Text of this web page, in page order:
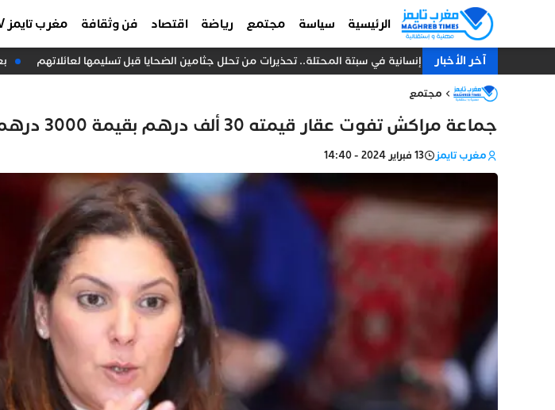
الرئيسية سياسة مجتمع رياضة اقتصاد فن وثقافة مغرب تايمز TV
آخر الأخباركارثة إنسانية في سبتة المحتلة.. تحذيرات من تحلل جثامين الضحايا قبل تسليمها لعائلاتهم بعد 6 أيام من أحداث سبتة.. حصيلة المفقودين المغاربة تقفز إلى 57 شخصا “صورة”
مجتمع
جماعة مراكش تفوت عقار قيمته 30 ألف درهم بقيمة 3000 درهم
مغرب تايمز 13 فبراير 2024 - 14:40